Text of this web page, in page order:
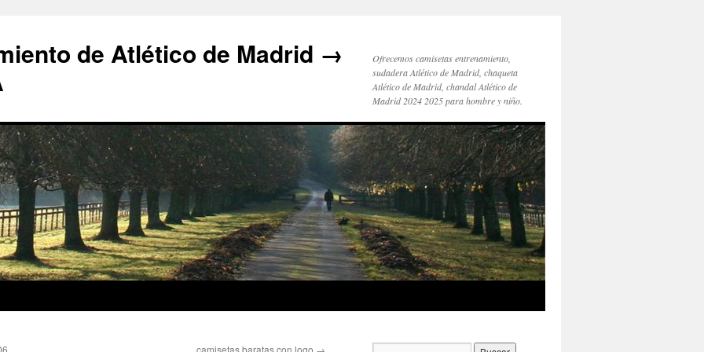
de Atlético de Madrid →
Ofrecemos camisetas entrenamiento,
sudadera Atlético de Madrid, chaqueta
Atlético de Madrid, chandal Atlético de
Madrid 2024 2025 para hombre y niño.
camisetas baratas con logo →